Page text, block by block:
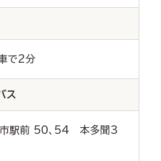
で2分
ス
駅前 50、54 本多聞3